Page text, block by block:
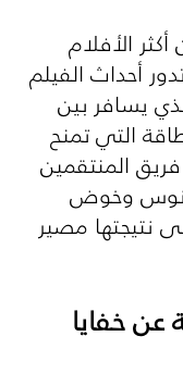
الأفلام
أحداث الفيلم
يسافر بين
التي تمنح
المنتقمين
وخوض
نتيجتها مصير
خفايا